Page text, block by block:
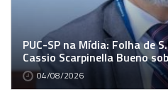
PUC-SP na Mídia: Folha de
Cassio Scarpinella Bueno
04/08/2026